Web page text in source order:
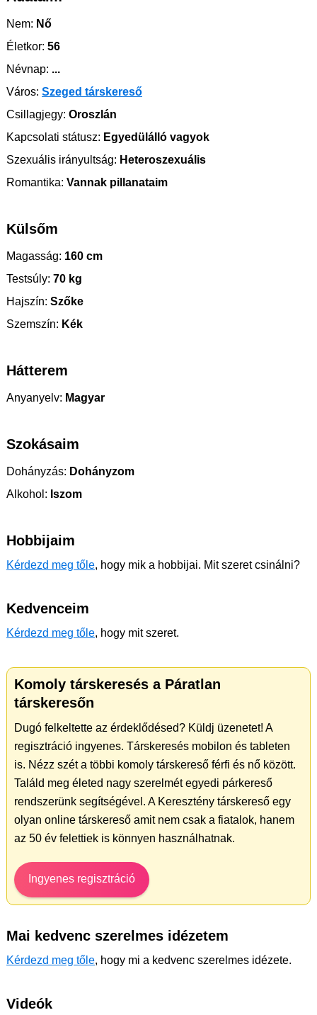
Nem: Nő
Életkor: 56
Névnap: ...
Város: Szeged társkereső
Csillagjegy: Oroszlán
Kapcsolati státusz: Egyedülálló vagyok
Szexuális irányultság: Heteroszexuális
Romantika: Vannak pillanataim
Külsőm
Magasság: 160 cm
Testsúly: 70 kg
Hajszín: Szőke
Szemszín: Kék
Hátterem
Anyanyelv: Magyar
Szokásaim
Dohányzás: Dohányzom
Alkohol: Iszom
Hobbijaim
Kérdezd meg tőle, hogy mik a hobbijai. Mit szeret csinálni?
Kedvenceim
Kérdezd meg tőle, hogy mit szeret.
Komoly társkeresés a Páratlan
társkeresőn
Dugó felkeltette az érdeklődésed? Küldj üzenetet! A
regisztráció ingyenes. Társkeresés mobilon és tableten
is. Nézz szét a többi komoly társkereső férfi és nő között.
Találd meg életed nagy szerelmét egyedi párkereső
rendszerünk segítségével. A Keresztény társkereső egy
olyan online társkereső amit nem csak a fiatalok, hanem
az 50 év felettiek is könnyen használhatnak.
Ingyenes regisztráció
Mai kedvenc szerelmes idézetem
Kérdezd meg tőle, hogy mi a kedvenc szerelmes idézete.
Videók